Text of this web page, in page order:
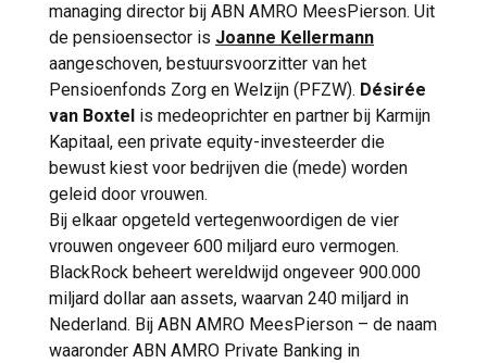
managing director bij ABN AMRO MeesPierson. Uit
de pensioensector is Joanne Kellermann
aangeschoven, bestuursvoorzitter van het
Pensioenfonds Zorg en Welzijn (PFZW). Désirée
van Boxtel is medeoprichter en partner bij Karmijn
Kapitaal, een private equity-investeerder die
bewust kiest voor bedrijven die (mede) worden
geleid door vrouwen.
Bij elkaar opgeteld vertegenwoordigen de vier
vrouwen ongeveer 600 miljard euro vermogen.
BlackRock beheert wereldwijd ongeveer 900.000
miljard dollar aan assets, waarvan 240 miljard in
Nederland. Bij ABN AMRO MeesPierson – de naam
waaronder ABN AMRO Private Banking in